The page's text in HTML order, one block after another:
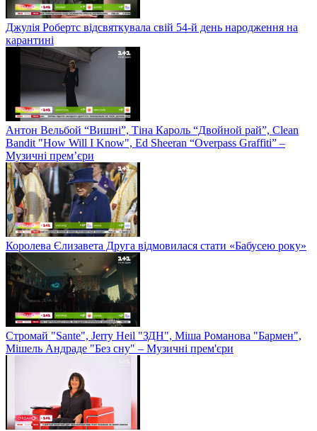
Джулія Робертс відсвяткувала свій 54-й день народження на
карантині
Антон Вельбой “Вишні”, Тіна Кароль “Двойной рай”, Clean
Bandit "How Will I Know", Ed Sheeran “Overpass Graffiti” –
Музичні прем’єри
Королева Єлизавета Друга відмовилася стати «Бабусею року»
Стромай "Sante", Jerry Heil "ЗДН", Міша Романова "Бармен",
Мішель Андраде "Без сну" – Музичні прем'єри